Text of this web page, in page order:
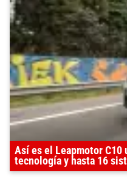
Así es el Leapmotor
tecnología y hasta 16